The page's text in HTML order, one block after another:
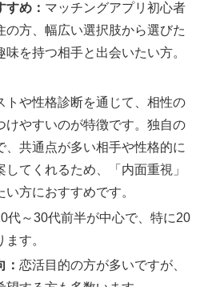
すめ： マッチングアプリ初心者
の方、幅広い選択肢から選びた
味を持つ相手と出会いたい方。
トや性格診断を通じて、相性の
けやすいのが特徴です。独自の
、共通点が多い相手や性格的に
してくれるため、「内面重視」
い方におすすめです。
代～30代前半が中心で、特に20
す。
：恋活目的の方が多いですが、